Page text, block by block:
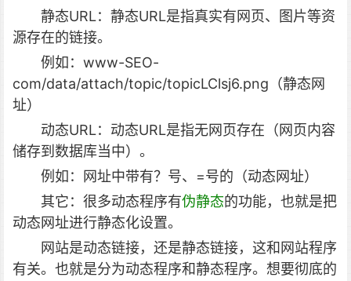
静态URL：静态URL是指真实有网页、图片等资
源存在的链接。
例如：www-SEO-
com/data/attach/topic/topicLClsj6.png（静态网
址）
动态URL：动态URL是指无网页存在（网页内容
储存到数据库当中）。
例如：网址中带有？号、=号的（动态网址）
其它：很多动态程序有伪静态的功能，也就是把
动态网址进行静态化设置。
网站是动态链接，还是静态链接，这和网站程序
有关。也就是分为动态程序和静态程序。想要彻底的